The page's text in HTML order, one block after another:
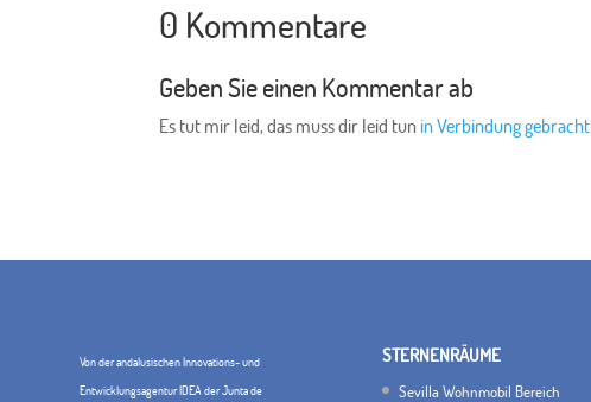
0 Kommentare
Geben Sie einen Kommentar ab
Es tut mir leid, das muss dir leid tun in Verbindung gebracht
Von der andalusischen Innovations- und
Entwicklungsagentur IDEA der Junta de
STERNENRÄUME
Sevilla Wohnmobil Bereich